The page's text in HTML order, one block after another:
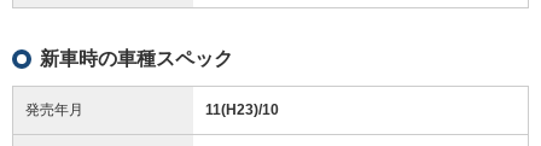
新車時の車種スペック
発売年月 11(H23)/10